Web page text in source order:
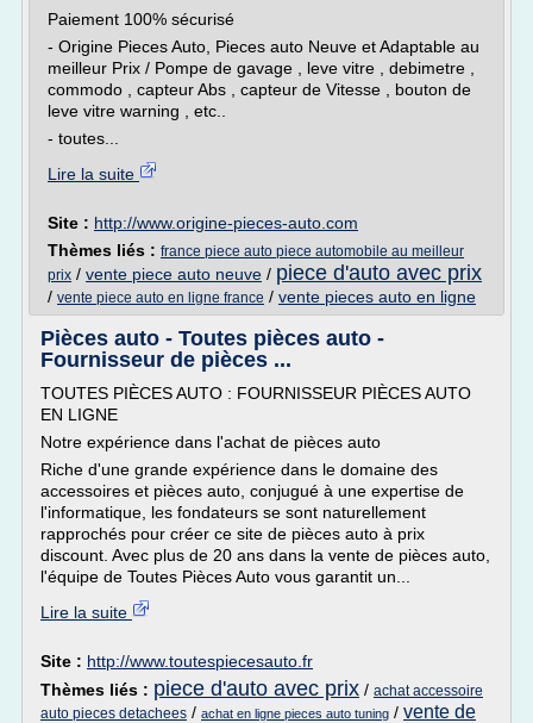
Paiement 100% sécurisé
- Origine Pieces Auto, Pieces auto Neuve et Adaptable au
meilleur Prix / Pompe de gavage , leve vitre , debimetre ,
commodo , capteur Abs , capteur de Vitesse , bouton de
leve vitre warning , etc..
- toutes...
Lire la suite
Site : http://www.origine-pieces-auto.com
Thèmes liés : france piece auto piece automobile au meilleur
prix / vente piece auto neuve / piece d'auto avec prix
/ vente piece auto en ligne france / vente pieces auto en ligne
Pièces auto - Toutes pièces auto -
Fournisseur de pièces ...
TOUTES PIÈCES AUTO : FOURNISSEUR PIÈCES AUTO
EN LIGNE
Notre expérience dans l'achat de pièces auto
Riche d'une grande expérience dans le domaine des
accessoires et pièces auto, conjugué à une expertise de
l'informatique, les fondateurs se sont naturellement
rapprochés pour créer ce site de pièces auto à prix
discount. Avec plus de 20 ans dans la vente de pièces auto,
l'équipe de Toutes Pièces Auto vous garantit un...
Lire la suite
Site : http://www.toutespiecesauto.fr
Thèmes liés : piece d'auto avec prix / achat accessoire
auto pieces detachees / achat en ligne pieces auto tuning / vente de